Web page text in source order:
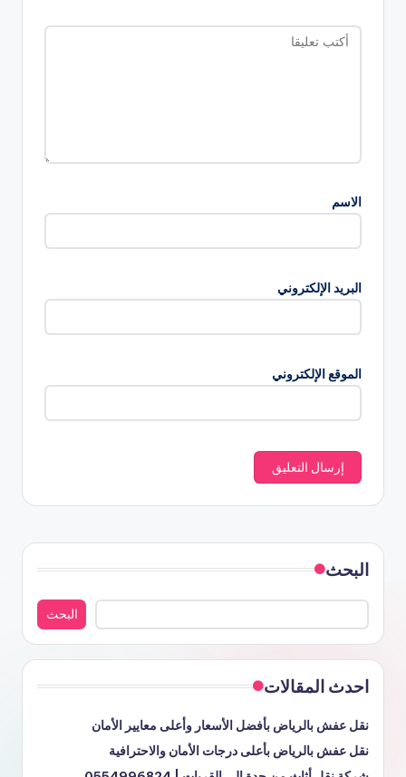
الاسم
البريد الإلكتروني
الموقع الإلكتروني
البحث
البحث
احدث المقالات
نقل عفش بالرياض بأفضل الأسعار وأعلى معايير الأمان
نقل عفش بالرياض بأعلى درجات الأمان والاحترافية